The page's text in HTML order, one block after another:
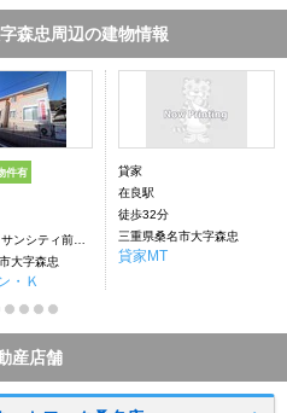
森忠周辺の建物情報
件有
ィ前下車：停歩10分
大字森忠
・Ｋ
貸家
在良駅
徒歩32分
三重県桑名市大字森忠
貸家MT
産店舗